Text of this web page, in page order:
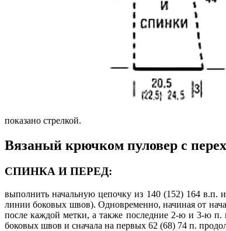
показано стрелкой.
Вязаный крючком пуловер с
СПИНКА И ПЕРЕД:
выполнить начальную цепочку из 140 (152) 164 в.п.
линии боковых швов). Одновременно, начиная от
после каждой метки, а также последние 2-ю и 3-ю п.
боковых швов и сначала на первых 62 (68) 74 п.